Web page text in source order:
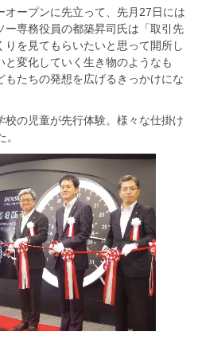
オープンに先立って、先月27日には
ー専務役員の都築昇司氏は「取引先
を見てもらいたいと思って開所し
と変化していく生き物のようなも
たちの発想を広げるきっかけにな
校の児童が先行体験。様々な仕掛け